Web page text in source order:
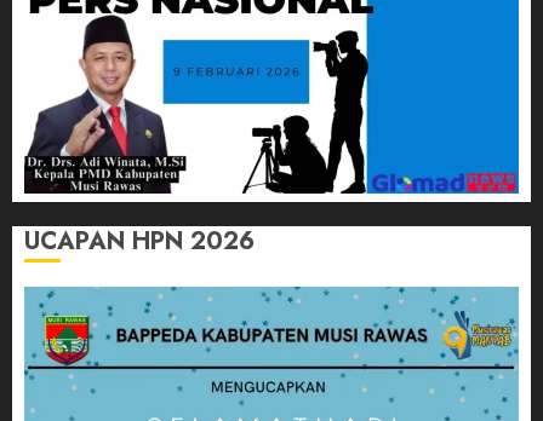
UCAPAN HPN 2026